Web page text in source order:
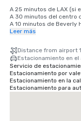
A 25 minutos de LAX (si
A 30 minutos del centro
A 10 minutos de Beverly
A 10 minutos de Hollywood
El servicio de traslado
disponible directamente
El servicio de
Leer más
Distance from airport
Estacionamiento en el
Servicio de
Estacionamiento por
Estacionamiento en la
Estacionamiento para